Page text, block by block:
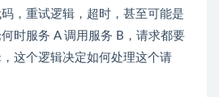
，重试逻辑，超时，甚至可能是
时服务 A 调用服务 B，请求都要
这个逻辑决定如何处理这个请